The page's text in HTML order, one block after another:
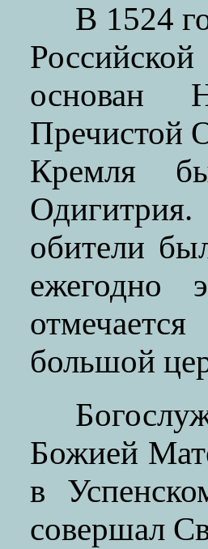
В 1524
основан
Пречистой
Кремля
обители
ежегодно
большой
Божией
в
совершал